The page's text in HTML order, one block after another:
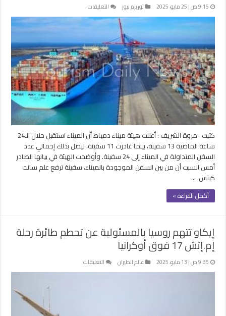
9:15 ص | 25 مايو، 2025 توريزم نيوز التعليقات
ميناء
يستقبل
13
سفينة
ومغادرة
11
في
24
ساعة
كتبت -مروة الشريف : أعلنت هيئة ميناء دمياط أن الميناء استقبل خلال الـ24
ساعة الماضية 13 سفينة، بينما غادرت 11 سفينة، ليصل بذلك إجمالي عدد
السفن المتداولة في الميناء إلى 24 سفينة. وأوضحت الهيئة في بيانها الصادر
أمس السبت أن من بين السفن الموجودة بالميناء، سفينة ترفع علم سانت
كيتس، …
أكمل القراءة »
إيكاو تتهم روسيا بالمسئولية عن تحطم طائرة رحلة
إم.إتش 17 فوق أوكرانيا
9:35 ص | 13 مايو، 2025 عالم الطيران التعليقات
إيكاو